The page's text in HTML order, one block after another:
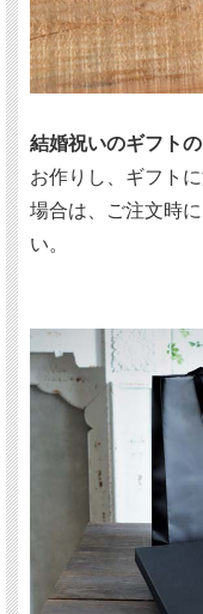
結婚祝いのギフト
お作りし、ギフト
場合は、ご注文時
い。